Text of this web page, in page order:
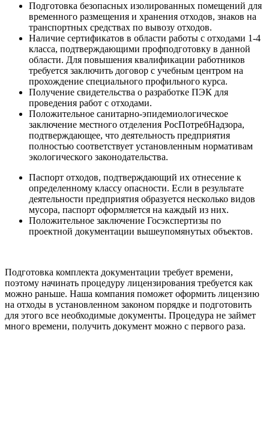
Подготовка безопасных изолированных помещений для
временного размещения и хранения отходов, знаков на
транспортных средствах по вывозу отходов.
Наличие сертификатов в области работы с отходами 1-4
класса, подтверждающими профподготовку в данной
области. Для повышения квалификации работников
требуется заключить договор с учебным центром на
прохождение специального профильного курса.
Получение свидетельства о разработке ПЭК для
проведения работ с отходами.
Положительное санитарно-эпидемиологическое
заключение местного отделения РосПотребНадзора,
подтверждающее, что деятельность предприятия
полностью соответствует установленным нормативам
экологического законодательства.
Паспорт отходов, подтверждающий их отнесение к
определенному классу опасности. Если в результате
деятельности предприятия образуется несколько видов
мусора, паспорт оформляется на каждый из них.
Положительное заключение Госэкспертизы по
проектной документации вышеупомянутых объектов.
Подготовка комплекта документации требует времени,
поэтому начинать процедуру лицензирования требуется как
можно раньше. Наша компания поможет оформить лицензию
на отходы в установленном законом порядке и подготовить
для этого все необходимые документы. Процедура не займет
много времени, получить документ можно с первого раза.